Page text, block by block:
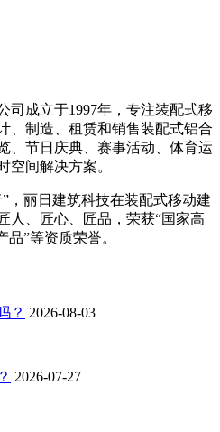
司成立于1997年，专注装配式移
、制造、租赁和销售装配式铝合
、节日庆典、赛事活动、体育运
空间解决方案。
，丽日建筑科技在装配式移动建
人、匠心、匠品，荣获“国家高
”等资质荣誉。
？ 2026-08-03
2026-07-27